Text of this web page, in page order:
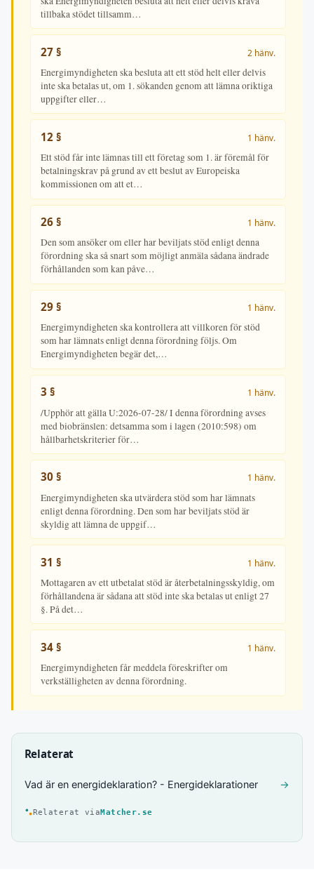
tillbaka stödet tillsamm…
27 § 2 hänv.
Energimyndigheten ska besluta att ett stöd helt eller delvis
inte ska betalas ut, om 1. sökanden genom att lämna oriktiga
uppgifter eller…
12 § 1 hänv.
Ett stöd får inte lämnas till ett företag som 1. är föremål för
betalningskrav på grund av ett beslut av Europeiska
kommissionen om att et…
26 § 1 hänv.
Den som ansöker om eller har beviljats stöd enligt denna
förordning ska så snart som möjligt anmäla sådana ändrade
förhållanden som kan påve…
29 § 1 hänv.
Energimyndigheten ska kontrollera att villkoren för stöd
som har lämnats enligt denna förordning följs. Om
Energimyndigheten begär det,…
3 § 1 hänv.
/Upphör att gälla U:2026-07-28/ I denna förordning avses
med biobränslen: detsamma som i lagen (2010:598) om
hållbarhetskriterier för…
30 § 1 hänv.
Energimyndigheten ska utvärdera stöd som har lämnats
enligt denna förordning. Den som har beviljats stöd är
skyldig att lämna de uppgif…
31 § 1 hänv.
Mottagaren av ett utbetalat stöd är återbetalningsskyldig, om
förhållandena är sådana att stöd inte ska betalas ut enligt 27
§. På det…
34 § 1 hänv.
Energimyndigheten får meddela föreskrifter om
verkställigheten av denna förordning.
Relaterat
Vad är en energideklaration? - Energideklarationer →
Relaterat viaMatcher.se